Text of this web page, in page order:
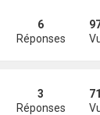
6
Réponses
3
Réponses